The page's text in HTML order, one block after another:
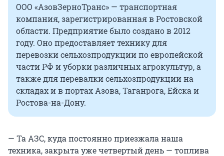
ООО «АзовЗерноТранс» — транспортная
компания, зарегистрированная в Ростовской
области. Предприятие было создано в 2012
году. Оно предоставляет технику для
перевозки сельхозпродукции по европейской
части РФ и уборки различных агрокультур, а
также для перевалки сельхозпродукции на
складах и в портах Азова, Таганрога, Ейска и
Ростова-на-Дону.
— Та АЗС, куда постоянно приезжала наша
техника, закрыта уже четвертый день — топлива